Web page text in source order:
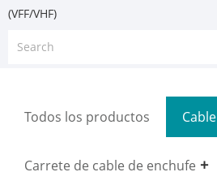
(VFF/VHF)
Todos los productos Cable
Carrete de cable de enchufe